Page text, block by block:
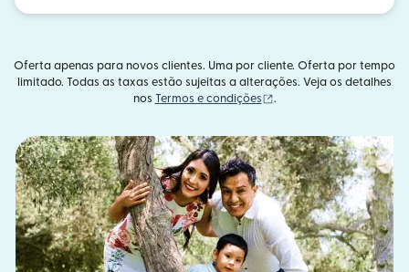
Oferta apenas para novos clientes. Uma por cliente. Oferta por tempo
limitado. Todas as taxas estão sujeitas a alterações. Veja os detalhes
nos Termos e condições (abre em uma nova
.